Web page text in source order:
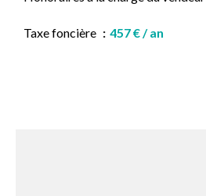
Taxe foncière 457 € / an